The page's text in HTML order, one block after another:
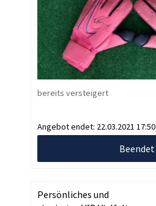
bereits versteigert
Angebot endet: 22.03.2021 17:50
Beendet
Persönliches und